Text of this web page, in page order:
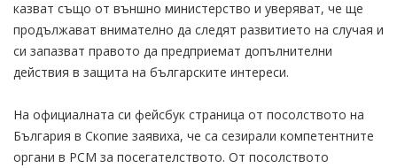
казват също от външно министерство и уверяват, че ще
продължават внимателно да следят развитието на случая и
си запазват правото да предприемат допълнителни
действия в защита на българските интереси.
На официалната си фейсбук страница от посолството на
България в Скопие заявиха, че са сезирали компетентните
органи в РСМ за посегателството. От посолството